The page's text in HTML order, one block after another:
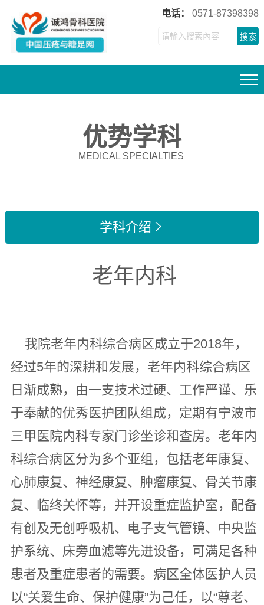
电话：0571-87398398
搜索
优势学科
MEDICAL SPECIALTIES
学科介绍 
老年内科
我院老年内科综合病区成立于2018年，
经过5年的深耕和发展，老年内科综合病区
日渐成熟，由一支技术过硬、工作严谨、乐
于奉献的优秀医护团队组成，定期有宁波市
三甲医院内科专家门诊坐诊和查房。老年内
科综合病区分为多个亚组，包括老年康复、
心肺康复、神经康复、肿瘤康复、骨关节康
复、临终关怀等，并开设重症监护室，配备
有创及无创呼吸机、电子支气管镜、中央监
护系统、床旁血滤等先进设备，可满足各种
患者及重症患者的需要。病区全体医护人员
以“关爱生命、保护健康”为己任，以“尊老、